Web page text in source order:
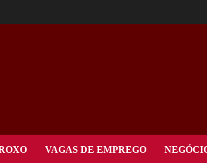
VAGAS DE EMPREGO